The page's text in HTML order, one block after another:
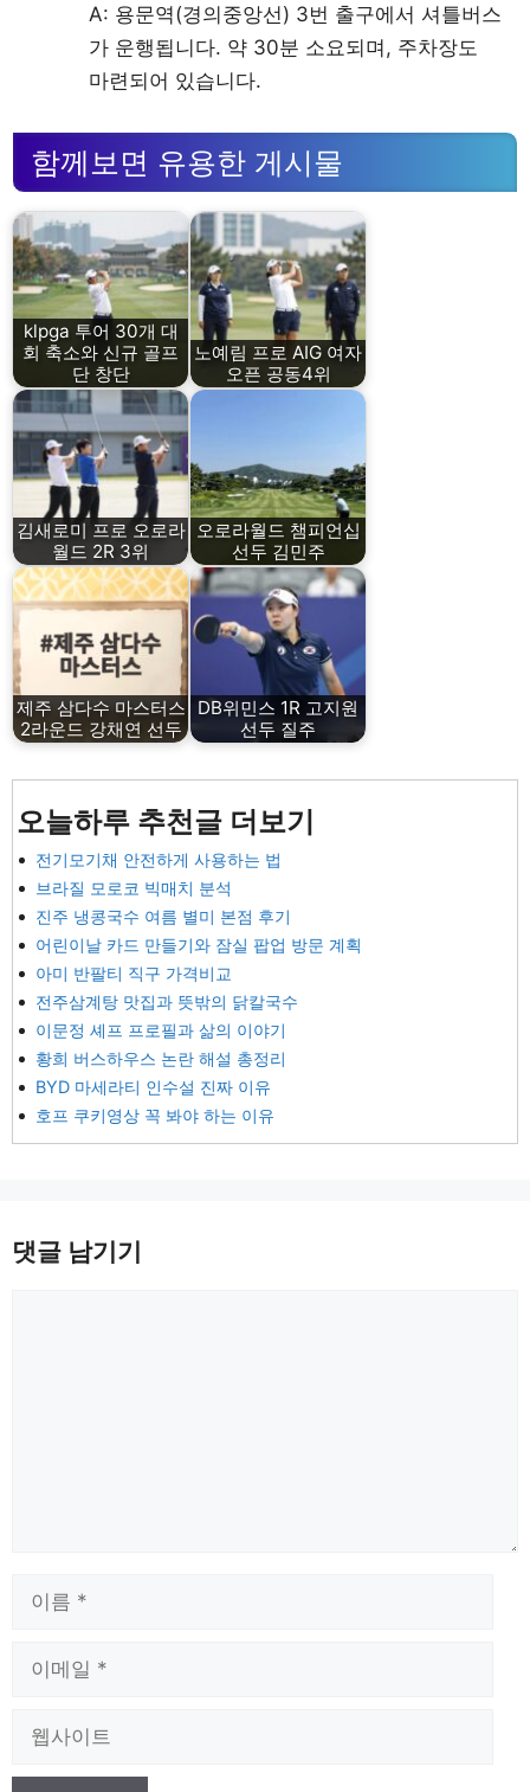
A: 용문역(경의중앙선) 3번 출구에서 셔틀버스
가 운행됩니다. 약 30분 소요되며, 주차장도
마련되어 있습니다.
함께보면 유용한 게시물
klpga 투어 30개 대
회 축소와 신규 골프
단 창단
노예림 프로 AIG 여자
오픈 공동4위
김새로미 프로 오로라
월드 2R 3위
오로라월드 챔피언십
선두 김민주
제주 삼다수 마스터스
2라운드 강채연 선두
DB위민스 1R 고지원
선두 질주
오늘하루 추천글 더보기
전기모기채 안전하게 사용하는 법
브라질 모로코 빅매치 분석
진주 냉콩국수 여름 별미 본점 후기
어린이날 카드 만들기와 잠실 팝업 방문 계획
아미 반팔티 직구 가격비교
전주삼계탕 맛집과 뜻밖의 닭칼국수
이문정 셰프 프로필과 삶의 이야기
황희 버스하우스 논란 해설 총정리
BYD 마세라티 인수설 진짜 이유
호프 쿠키영상 꼭 봐야 하는 이유
댓글 남기기